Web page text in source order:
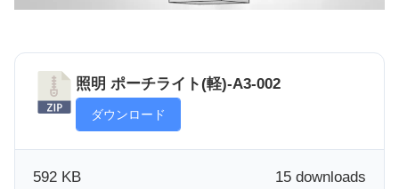
照明 ポーチライト(軽)-A3-002
ダウンロード
15 downloads
592 KB